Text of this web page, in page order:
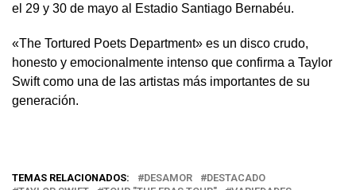
el 29 y 30 de mayo al Estadio Santiago Bernabéu.
«The Tortured Poets Department» es un disco crudo,
honesto y emocionalmente intenso que confirma a Taylor
Swift como una de las artistas más importantes de su
generación.
TEMAS RELACIONADOS: DESAMOR
DESTACADO